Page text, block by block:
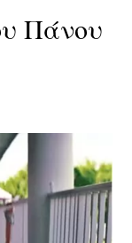
Πάνου